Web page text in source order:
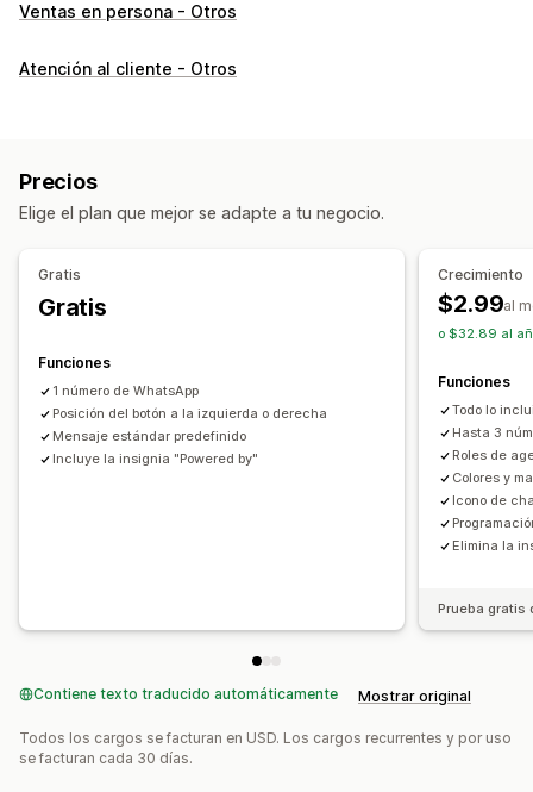
Ventas en persona - Otros
Atención al cliente - Otros
Precios
Elige el plan que mejor se adapte a tu negocio.
Gratis
Gratis
Funciones
1 número de WhatsApp
Posición del botón a la izquierda o derecha
Mensaje estándar predefinido
Incluye la insignia "Powered by"
Crecimiento
$2.99al
o $32.89 al
Funciones
Todo lo
Hasta 3
Roles de
Colores y
Icono de
Elimina la
Prueba gratis
Contiene texto traducido automáticamente Mostrar original
Todos los cargos se facturan en USD. Los cargos recurrentes y por uso
se facturan cada 30 días.